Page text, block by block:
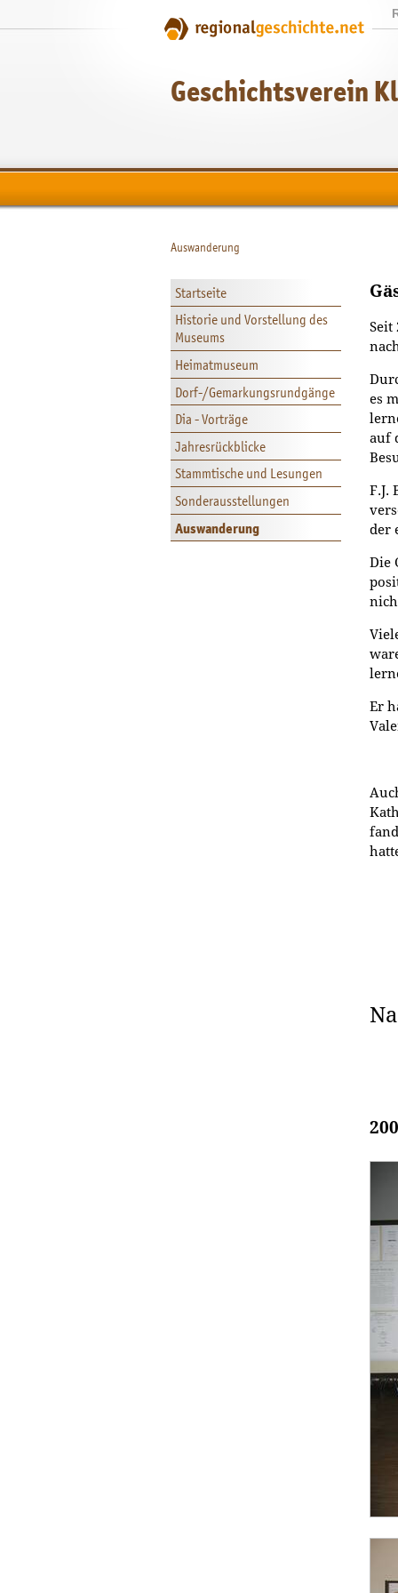
Geschichtsverein
Auswanderung
Startseite
Historie und Vorstellung des
Museums
Heimatmuseum
Dorf-/Gemarkungsrundgänge
Dia - Vorträge
Jahresrückblicke
Stammtische und Lesungen
Sonderausstellungen
Auswanderung
Seit
es
auf
F.J.
der
Die
Er